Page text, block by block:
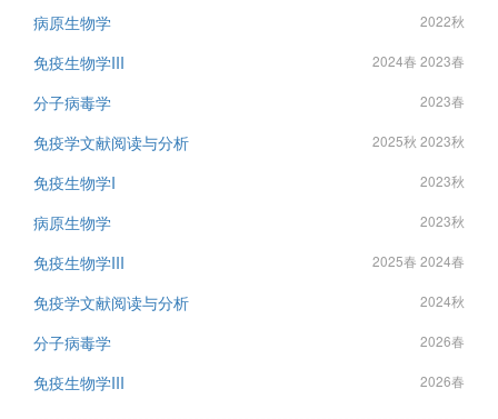
病原生物学 2022秋
免疫生物学III 2024春 2023春
分子病毒学 2023春
免疫学文献阅读与分析 2025秋 2023秋
免疫生物学I 2023秋
病原生物学 2023秋
免疫生物学III 2025春 2024春
免疫学文献阅读与分析 2024秋
分子病毒学 2026春
免疫生物学III 2026春